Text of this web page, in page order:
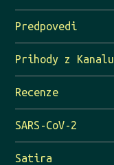
Predpovedi
Prihody z Kanalu
Recenze
SARS-CoV-2
Satira